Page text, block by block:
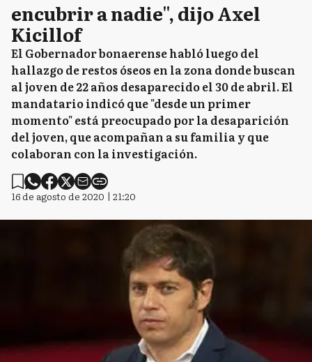
encubrir a nadie", dijo Axel
Kicillof
El Gobernador bonaerense habló luego del
hallazgo de restos óseos en la zona donde buscan
al joven de 22 años desaparecido el 30 de abril. El
mandatario indicó que "desde un primer
momento" está preocupado por la desaparición
del joven, que acompañan a su familia y que
colaboran con la investigación.
16 de agosto de 2020 | 21:20